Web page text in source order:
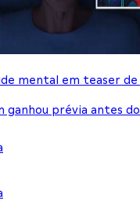
mental em teaser
ganhou prévia antes